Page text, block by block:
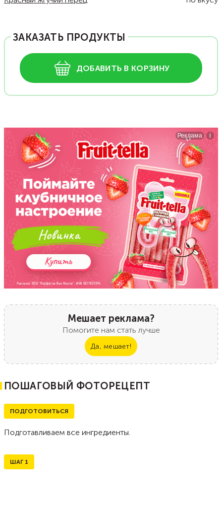
ЗАКАЗАТЬ ПРОДУКТЫ
ДОБАВИТЬ В КОРЗИНУ
Мешает реклама?
Помогите нам стать лучше
Да, мешает!
ПОШАГОВЫЙ ФОТОРЕЦЕПТ
ПОДГОТОВИТЬСЯ
Подготавливаем все ингредиенты.
ШАГ 1